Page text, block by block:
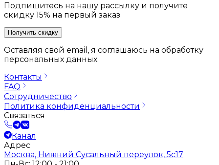
Подпишитесь на нашу рассылку и получите
скидку 15% на первый заказ
Получить скидку
Оставляя свой email, я соглашаюсь на обработку
персональных данных
Контакты
FAQ
Сотрудничество
Политика конфиденциальности
Связаться
Канал
Адрес
Москва, Нижний Сусальный переулок, 5с17